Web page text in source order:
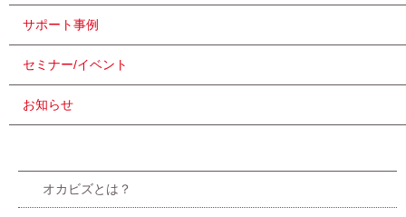
サポート事例
セミナー/イベント
お知らせ
オカビズとは？